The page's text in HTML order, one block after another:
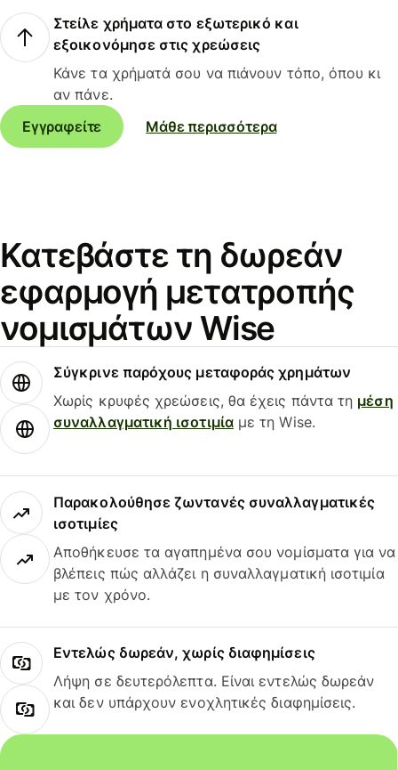
Στείλε χρήματα στο εξωτερικό και
εξοικονόμησε στις χρεώσεις
Κάνε τα χρήματά σου να πιάνουν τόπο, όπου κι
αν πάνε.
Εγγραφείτε
Μάθε περισσότερα
Κατεβάστε τη δωρεάν
εφαρμογή μετατροπής
νομισμάτων Wise
Σύγκρινε παρόχους μεταφοράς χρημάτων
Χωρίς κρυφές χρεώσεις, θα έχεις πάντα τη μέση
συναλλαγματική ισοτιμίαμε τη Wise.
Παρακολούθησε ζωντανές συναλλαγματικές
ισοτιμίες
Αποθήκευσε τα αγαπημένα σου νομίσματα για να
βλέπεις πώς αλλάζει η συναλλαγματική ισοτιμία
με τον χρόνο.
Εντελώς δωρεάν, χωρίς διαφημίσεις
Λήψη σε δευτερόλεπτα. Είναι εντελώς δωρεάν
και δεν υπάρχουν ενοχλητικές διαφημίσεις.